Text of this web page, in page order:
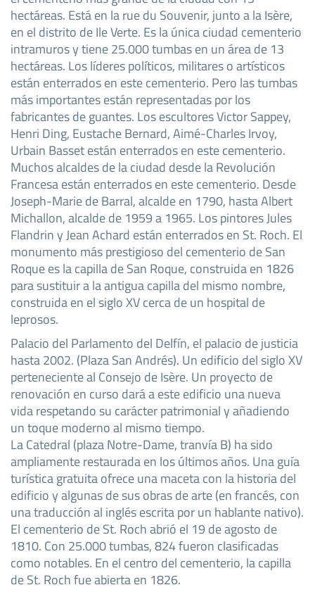
hectáreas. Está en la rue du Souvenir, junto a la Isère,
en el distrito de Ile Verte. Es la única ciudad cementerio
intramuros y tiene 25.000 tumbas en un área de 13
hectáreas. Los líderes políticos, militares o artísticos
están enterrados en este cementerio. Pero las tumbas
más importantes están representadas por los
fabricantes de guantes. Los escultores Victor Sappey,
Henri Ding, Eustache Bernard, Aimé-Charles Irvoy,
Urbain Basset están enterrados en este cementerio.
Muchos alcaldes de la ciudad desde la Revolución
Francesa están enterrados en este cementerio. Desde
Joseph-Marie de Barral, alcalde en 1790, hasta Albert
Michallon, alcalde de 1959 a 1965. Los pintores Jules
Flandrin y Jean Achard están enterrados en St. Roch. El
monumento más prestigioso del cementerio de San
Roque es la capilla de San Roque, construida en 1826
para sustituir a la antigua capilla del mismo nombre,
construida en el siglo XV cerca de un hospital de
leprosos.
Palacio del Parlamento del Delfín, el palacio de justicia
hasta 2002. (Plaza San Andrés). Un edificio del siglo XV
perteneciente al Consejo de Isère. Un proyecto de
renovación en curso dará a este edificio una nueva
vida respetando su carácter patrimonial y añadiendo
un toque moderno al mismo tiempo.
La Catedral (plaza Notre-Dame, tranvía B) ha sido
ampliamente restaurada en los últimos años. Una guía
turística gratuita ofrece una maceta con la historia del
edificio y algunas de sus obras de arte (en francés, con
una traducción al inglés escrita por un hablante nativo).
El cementerio de St. Roch abrió el 19 de agosto de
1810. Con 25.000 tumbas, 824 fueron clasificadas
como notables. En el centro del cementerio, la capilla
de St. Roch fue abierta en 1826.